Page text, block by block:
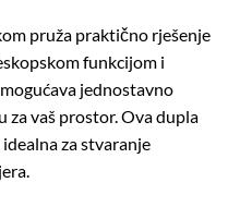
pruža praktično rješenje
funkcijom i
jednostavno
vaš prostor. Ova dupla
za stvaranje